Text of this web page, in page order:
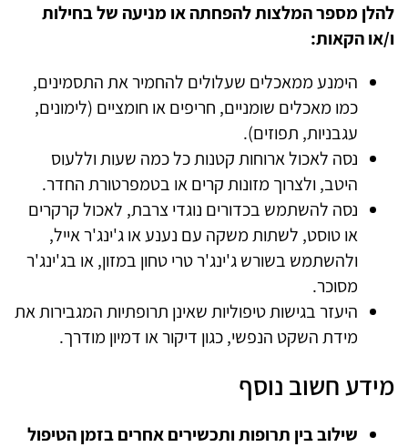
להלן מספר המלצות להפחתה או מניעה של בחילות
ו/או הקאות:
הימנע ממאכלים שעלולים להחמיר את התסמינים,
כמו מאכלים שומניים, חריפים או חומציים (לימונים,
עגבניות, תפוזים).
נסה לאכול ארוחות קטנות כל כמה שעות וללעוס
היטב, ולצרוך מזונות קרים או בטמפרטורת החדר.
נסה להשתמש בכדורים נוגדי צרבת, לאכול קרקרים
או טוסט, לשתות משקה עם נענע או ג'ינג'ר אייל,
ולהשתמש בשורש ג'ינג'ר טרי טחון במזון, או בג'ינג'ר
מסוכר.
היעזר בגישות טיפוליות שאינן תרופתיות המגבירות את
מידת השקט הנפשי, כגון דיקור או דמיון מודרך.
מידע חשוב נוסף
שילוב בין תרופות ותכשירים אחרים בזמן הטיפול